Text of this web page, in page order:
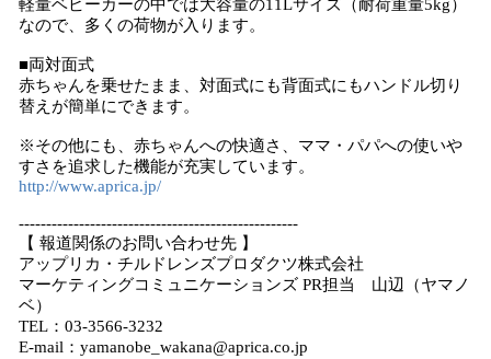
軽量ベビーカーの中では大容量の11Lサイズ（耐荷重量5kg）
なので、多くの荷物が入ります。
■両対面式
赤ちゃんを乗せたまま、対面式にも背面式にもハンドル切り
替えが簡単にできます。
※その他にも、赤ちゃんへの快適さ、ママ・パパへの使いや
すさを追求した機能が充実しています。
http://www.aprica.jp/
---------------------------------------------------
【 報道関係のお問い合わせ先 】
アップリカ・チルドレンズプロダクツ株式会社
マーケティングコミュニケーションズ PR担当 山辺（ヤマノ
ベ）
TEL：03-3566-3232
E-mail：yamanobe_wakana@aprica.co.jp